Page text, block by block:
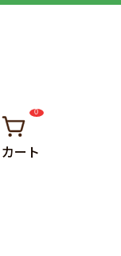
カート
0